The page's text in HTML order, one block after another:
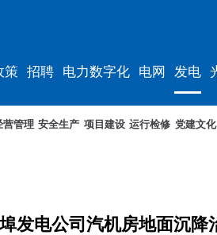
策 招聘 电力数字化 电网 发电
营管理 安全生产 项目建设 运行检修 党建文化
发电公司汽机房地面沉降